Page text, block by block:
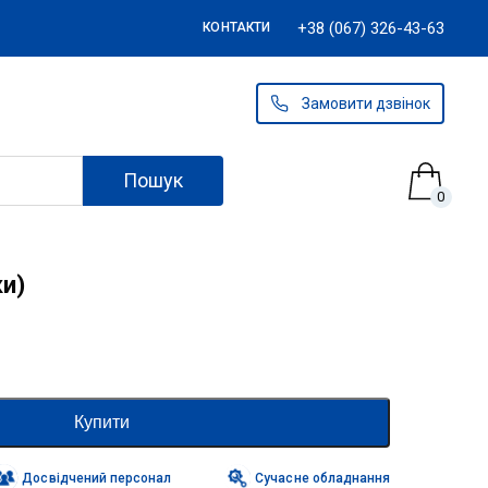
КОНТАКТИ +38 (067) 326-43-63
Замовити дзвінок
Пошук
0
Купити
Досвідчений персонал Сучасне обладнання